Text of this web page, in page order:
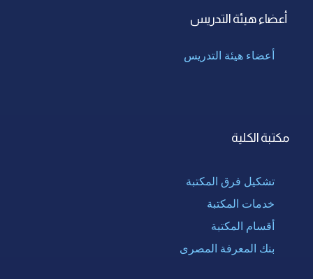
أعضاء هيئة التدريس
أعضاء هيئة التدريس
مكتبة الكلية
تشكيل فرق المكتبة
خدمات المكتبة
أقسام المكتبة
بنك المعرفة المصرى